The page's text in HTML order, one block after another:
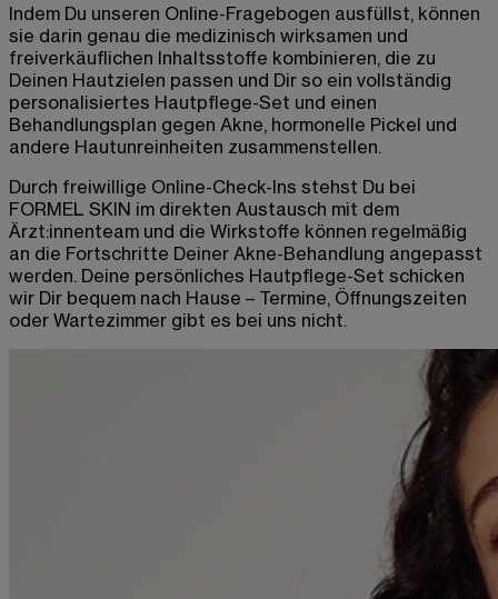
Indem Du unseren Online-Fragebogen ausfüllst, können
sie darin genau die medizinisch wirksamen und
freiverkäuflichen Inhaltsstoffe kombinieren, die zu
Deinen Hautzielen passen und Dir so ein vollständig
personalisiertes Hautpflege-Set und einen
Behandlungsplan gegen Akne, hormonelle Pickel und
andere Hautunreinheiten zusammenstellen.
Durch freiwillige Online-Check-Ins stehst Du bei
FORMEL SKIN im direkten Austausch mit dem
Ärzt:innenteam und die Wirkstoffe können regelmäßig
an die Fortschritte Deiner Akne-Behandlung angepasst
werden. Deine persönliches Hautpflege-Set schicken
wir Dir bequem nach Hause – Termine, Öffnungszeiten
oder Wartezimmer gibt es bei uns nicht.